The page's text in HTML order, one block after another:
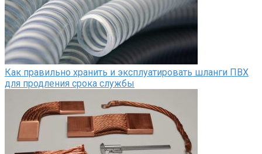
Как правильно хранить и эксплуатировать шланги ПВХ
для продления срока службы